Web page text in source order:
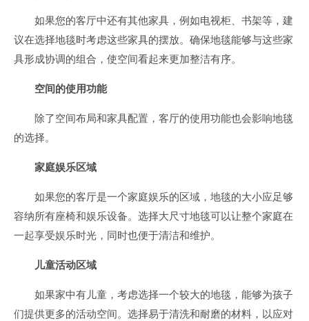
如果您的客厅中还有其他家具，例如电视柜、书架等，建
议在选择地毯时考虑这些家具的摆放。确保地毯能够与这些家
具形成协调的组合，使空间看起来更加整洁有序。
空间的使用功能
除了空间布局和家具配置，客厅的使用功能也会影响地毯
的选择。
家庭娱乐区域
如果您的客厅是一个家庭娱乐的区域，地毯的大小应足够
容纳所有座椅和娱乐设备。选择大尺寸地毯可以让整个家庭在
一起享受娱乐时光，同时也便于清洁和维护。
儿童活动区域
如果家中有儿童，考虑选择一个较大的地毯，能够为孩子
们提供更多的活动空间。选择易于清洗和耐磨的材料，以应对